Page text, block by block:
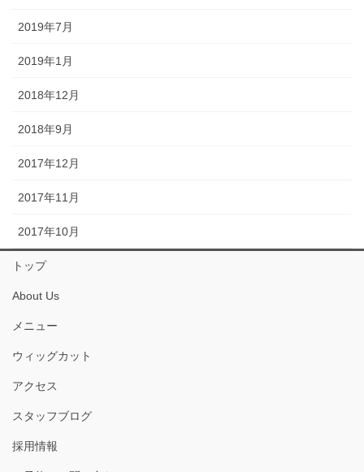
2019年7月
2019年1月
2018年12月
2018年9月
2017年12月
2017年11月
2017年10月
トップ
About Us
メニュー
ウィッグカット
アクセス
スタッフブログ
採用情報